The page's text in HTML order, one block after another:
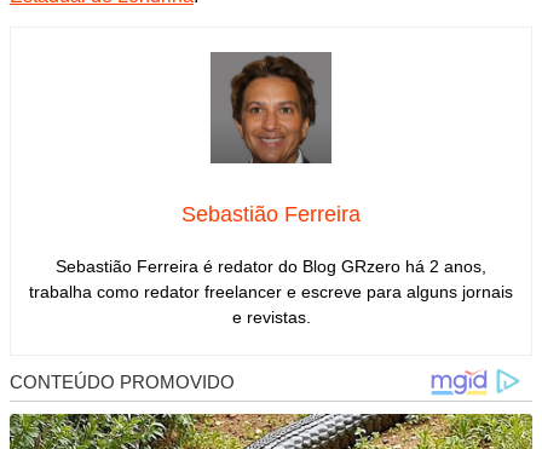
Sebastião Ferreira
Sebastião Ferreira é redator do Blog GRzero há 2 anos,
trabalha como redator freelancer e escreve para alguns jornais
e revistas.